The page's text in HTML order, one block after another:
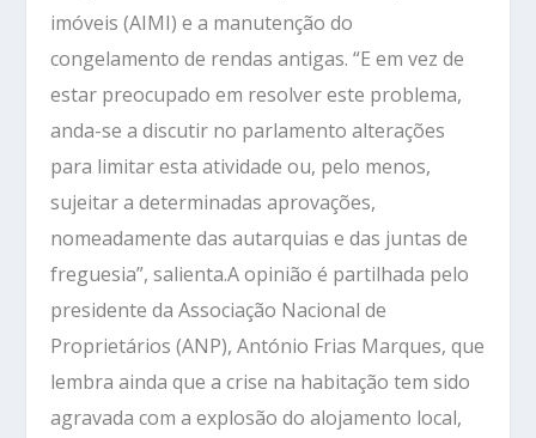
imóveis (AIMI) e a manutenção do
congelamento de rendas antigas. “E em vez de
estar preocupado em resolver este problema,
anda-se a discutir no parlamento alterações
para limitar esta atividade ou, pelo menos,
sujeitar a determinadas aprovações,
nomeadamente das autarquias e das juntas de
freguesia”, salienta.A opinião é partilhada pelo
presidente da Associação Nacional de
Proprietários (ANP), António Frias Marques, que
lembra ainda que a crise na habitação tem sido
agravada com a explosão do alojamento local,